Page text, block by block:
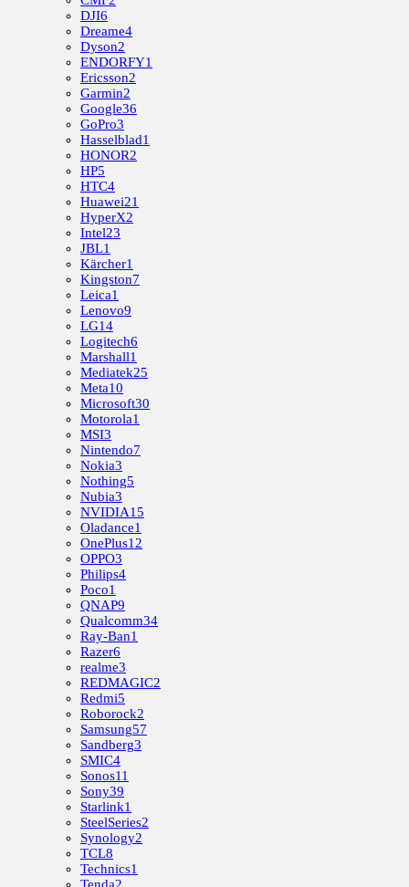
DJI6
Dreame4
Dyson2
ENDORFY1
Ericsson2
Garmin2
Google36
GoPro3
Hasselblad1
HONOR2
HP5
HTC4
Huawei21
HyperX2
Intel23
JBL1
Kärcher1
Kingston7
Leica1
Lenovo9
LG14
Logitech6
Marshall1
Mediatek25
Meta10
Microsoft30
Motorola1
MSI3
Nintendo7
Nokia3
Nothing5
Nubia3
NVIDIA15
Oladance1
OnePlus12
OPPO3
Philips4
Poco1
QNAP9
Qualcomm34
Ray-Ban1
Razer6
realme3
REDMAGIC2
Redmi5
Roborock2
Samsung57
Sandberg3
SMIC4
Sonos11
Sony39
Starlink1
SteelSeries2
Synology2
TCL8
Technics1
Tenda2